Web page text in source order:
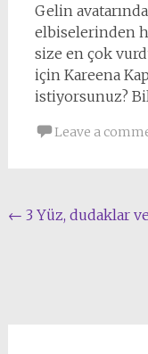
Gelin
elbiselerinden
size en çok
için Kareena
istiyorsunuz?
Leave a
Post
← 3 Yüz, dudaklar